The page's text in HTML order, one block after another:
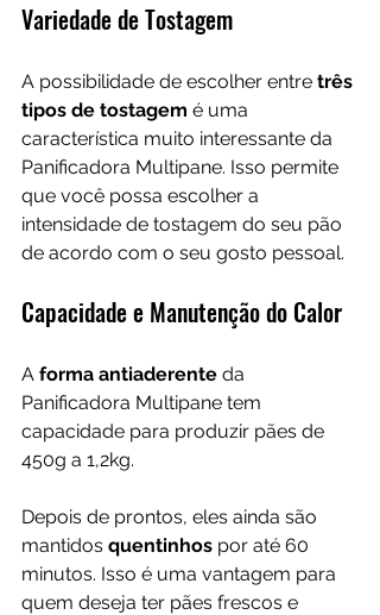
Variedade de Tostagem
A possibilidade de escolher entre três
tipos de tostagem é uma
característica muito interessante da
Panificadora Multipane. Isso permite
que você possa escolher a
intensidade de tostagem do seu pão
de acordo com o seu gosto pessoal.
Capacidade e Manutenção do Calor
A forma antiaderente da
Panificadora Multipane tem
capacidade para produzir pães de
450g a 1,2kg.
Depois de prontos, eles ainda são
mantidos quentinhos por até 60
minutos. Isso é uma vantagem para
quem deseja ter pães frescos e